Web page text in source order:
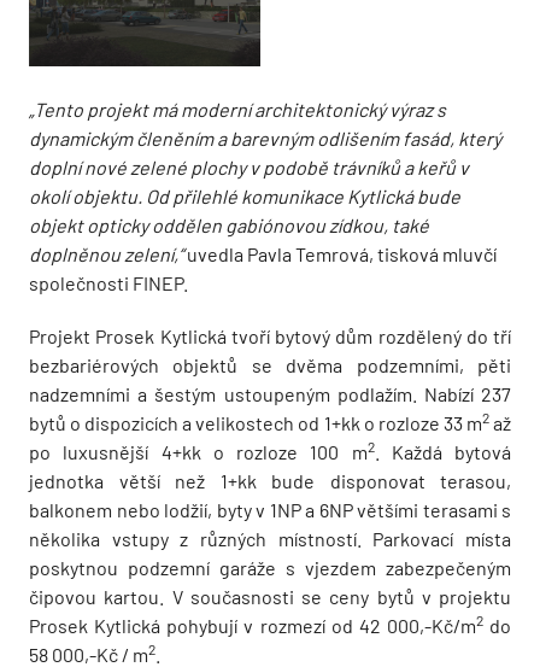
„Tento projekt má moderní architektonický výraz s
dynamickým členěním a barevným odlišením fasád, který
doplní nové zelené plochy v podobě trávníků a keřů v
okolí objektu. Od přilehlé komunikace Kytlická bude
objekt opticky oddělen gabiónovou zídkou, také
doplněnou zelení,“uvedla Pavla Temrová, tisková mluvčí
společnosti FINEP.
Projekt Prosek Kytlická tvoří bytový dům rozdělený do tří
bezbariérových objektů se dvěma podzemními, pěti
nadzemními a šestým ustoupeným podlažím. Nabízí 237
bytů o dispozicích a velikostech od 1+kk o rozloze 33 m2až
po luxusnější 4+kk o rozloze 100 m2. Každá bytová
jednotka větší než 1+kk bude disponovat terasou,
balkonem nebo lodžií, byty v 1NP a 6NP většími terasami s
několika vstupy z různých místností. Parkovací místa
poskytnou podzemní garáže s vjezdem zabezpečeným
čipovou kartou. V současnosti se ceny bytů v projektu
Prosek Kytlická pohybují v rozmezí od 42 000,-Kč/m2do
58 000,-Kč / m2